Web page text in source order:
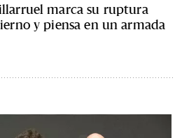
marca su ruptura
y piensa en un armada